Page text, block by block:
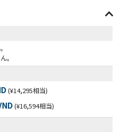
。
(¥14,295相当)
(¥16,594相当)